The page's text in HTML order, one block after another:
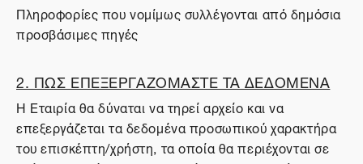
Πληροφορίες που νομίμως συλλέγονται από δημόσια
προσβάσιμες πηγές
2. ΠΩΣ ΕΠΕΞΕΡΓΑΖΟΜΑΣΤΕ ΤΑ ΔΕΔΟΜΕΝΑ
Η Εταιρία θα δύναται να τηρεί αρχείο και να
επεξεργάζεται τα δεδομένα προσωπικού χαρακτήρα
του επισκέπτη/χρήστη, τα οποία θα περιέχονται σε